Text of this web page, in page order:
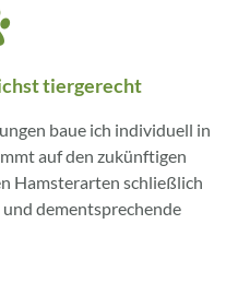
tiergerecht
baue ich individuell in
auf den zukünftigen
Hamsterarten schließlich
dementsprechende